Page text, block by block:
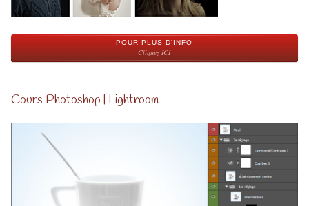
POUR PLUS D'INFO
Cliquez ICI
Cours Photoshop | Lightroom